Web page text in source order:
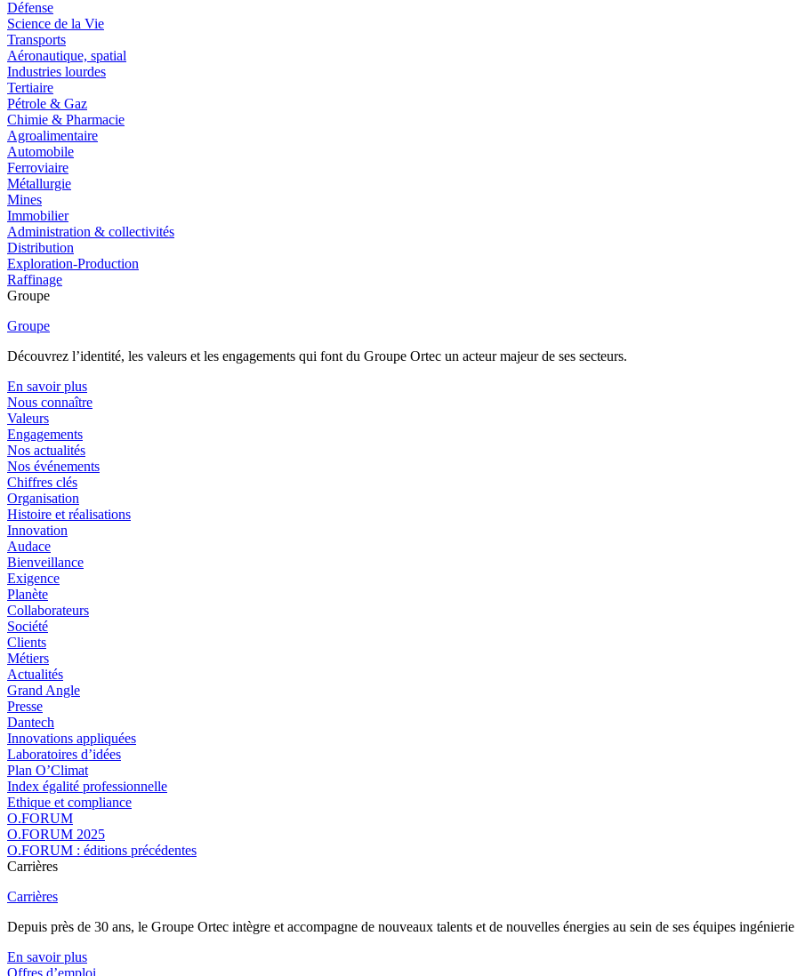
Défense
Science de la Vie
Transports
Aéronautique, spatial
Industries lourdes
Tertiaire
Pétrole & Gaz
Chimie & Pharmacie
Agroalimentaire
Automobile
Ferroviaire
Métallurgie
Mines
Immobilier
Administration & collectivités
Distribution
Exploration-Production
Raffinage
Groupe
Groupe
Découvrez l’identité, les valeurs et les engagements qui font du Groupe Ortec un acteur majeur de ses secteurs.
En savoir plus
Nous connaître
Valeurs
Engagements
Nos actualités
Nos événements
Chiffres clés
Organisation
Histoire et réalisations
Innovation
Audace
Bienveillance
Exigence
Planète
Collaborateurs
Société
Clients
Métiers
Actualités
Grand Angle
Presse
Dantech
Innovations appliquées
Laboratoires d’idées
Plan O’Climat
Index égalité professionnelle
Ethique et compliance
O.FORUM
O.FORUM 2025
O.FORUM : éditions précédentes
Carrières
Carrières
Depuis près de 30 ans, le Groupe Ortec intègre et accompagne de nouveaux talents et de nouvelles énergies au sein de ses équipes
En savoir plus
Offres d’emploi